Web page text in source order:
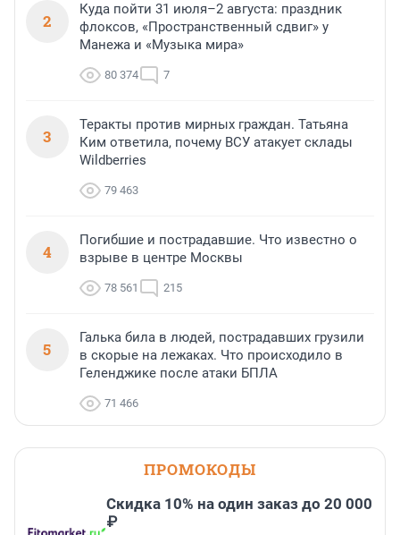
2
Куда пойти 31 июля–2 августа: праздник
флоксов, «Пространственный сдвиг» у
Манежа и «Музыка мира»
80 374 7
3
Теракты против мирных граждан. Татьяна
Ким ответила, почему ВСУ атакует склады
Wildberries
79 463
4
Погибшие и пострадавшие. Что известно о
взрыве в центре Москвы
78 561 215
5
Галька била в людей, пострадавших грузили
в скорые на лежаках. Что происходило в
Геленджике после атаки БПЛА
71 466
ПРОМОКОДЫ
Скидка 10% на один заказ до 20 000
₽